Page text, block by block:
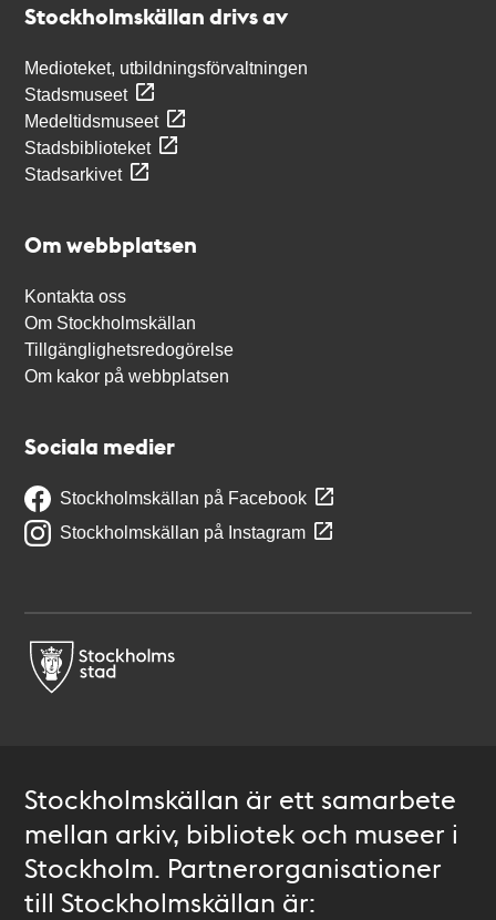
Stockholmskällan drivs av
Medioteket, utbildningsförvaltningen
Stadsmuseet
Medeltidsmuseet
Stadsbiblioteket
Stadsarkivet
Om webbplatsen
Kontakta oss
Om Stockholmskällan
Tillgänglighetsredogörelse
Om kakor på webbplatsen
Sociala medier
Stockholmskällan på Facebook
Stockholmskällan på Instagram
Stockholmskällan är ett samarbete
mellan arkiv, bibliotek och museer i
Stockholm. Partnerorganisationer
till Stockholmskällan är: